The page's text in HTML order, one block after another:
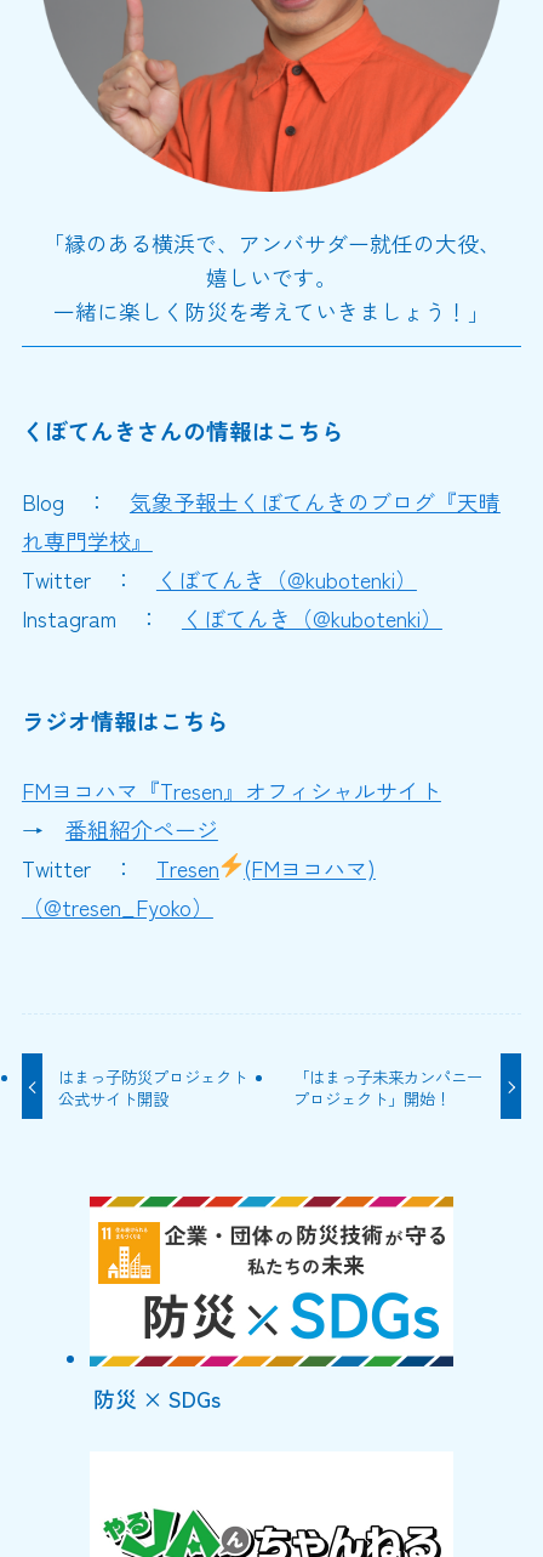
「縁のある横浜で、アンバサダー就任の大役、
嬉しいです。
一緒に楽しく防災を考えていきましょう！」
くぼてんきさんの情報はこちら
Blog ： 気象予報士くぼてんきのブログ『天晴
れ専門学校』
Twitter ：
くぼてんき（@kubotenki）
Instagram ：
くぼてんき（@kubotenki）
ラジオ情報はこちら
FMヨコハマ『Tresen』オフィシャルサイト
→ 番組紹介ページ
Twitter ： Tresen
(FMヨコハマ)
（@tresen_Fyoko）
はまっ子防災プロジェクト
公式サイト開設
「はまっ子未来カンパニー
プロジェクト」開始！
防災 × SDGs